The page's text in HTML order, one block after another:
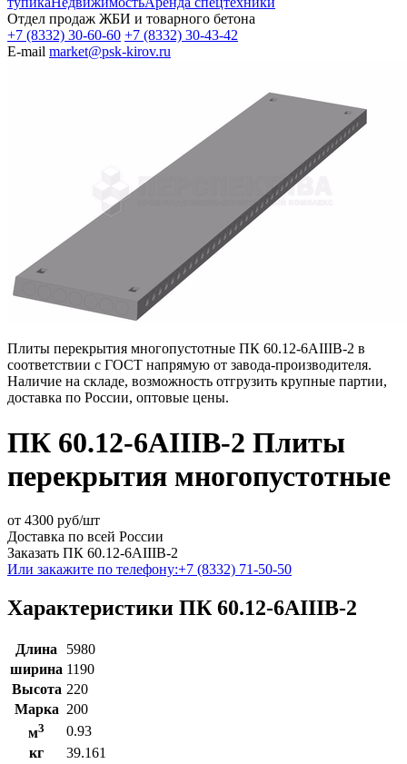
Отдел продаж ЖБИ и товарного бетона
+7 (8332) 30-60-60 +7 (8332) 30-43-42
E-mail market@psk-kirov.ru
Плиты перекрытия многопустотные ПК 60.12-6АIIIВ-2 в
соответствии с ГОСТ напрямую от завода-производителя.
Наличие на складе, возможность отгрузить крупные партии,
доставка по России, оптовые цены.
ПК 60.12-6АIIIВ-2 Плиты
перекрытия многопустотные
от 4300 руб/шт
Доставка по всей России
Заказать ПК 60.12-6АIIIВ-2
Или закажите по телефону:+7 (8332) 71-50-50
Характеристики ПК 60.12-6АIIIВ-2
Длина
5980
ширина 1190
Высота 220
Марка 200
м3
0.93
кг
39.161